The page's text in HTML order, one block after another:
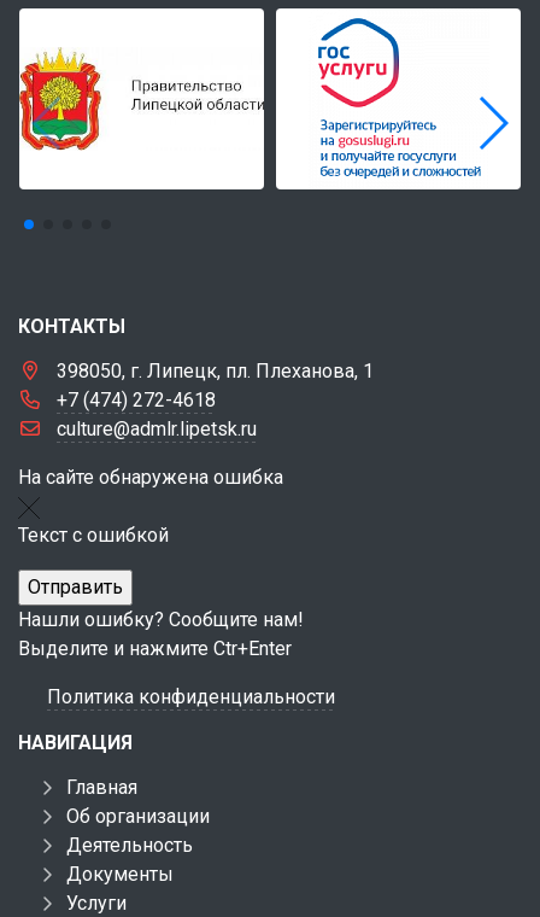
КОНТАКТЫ
398050, г. Липецк, пл. Плеханова, 1
+7 (474) 272-4618
culture@admlr.lipetsk.ru
На сайте обнаружена ошибка
Текст с ошибкой
Нашли ошибку? Сообщите нам!
Выделите и нажмите Ctr+Enter
Политика конфиденциальности
НАВИГАЦИЯ
Главная
Об организации
Деятельность
Документы
Услуги